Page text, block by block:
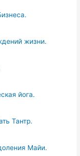
жизни.
йога.
Тантр.
Майи.